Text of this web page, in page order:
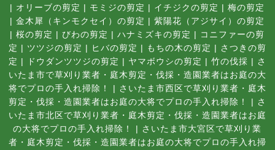
| オリーブの剪定 | モミジの剪定 | イチジクの剪定 | 梅の剪定
| 金木犀（キンモクセイ）の剪定 | 紫陽花（アジサイ）の剪定
| 桜の剪定 | びわの剪定 | ハナミズキの剪定 | コニファーの剪
定 | ツツジの剪定 | ヒバの剪定 | もちの木の剪定 | さつきの剪
定 | ドウダンツツジの剪定 | ヤマボウシの剪定 | 竹の伐採 | さ
いたま市で草刈り業者・庭木剪定・伐採・造園業者はお庭の大
将でプロの手入れ掃除！
| さいたま市西区で草刈り業者・庭木
剪定・伐採・造園業者はお庭の大将でプロの手入れ掃除！
| さ
いたま市北区で草刈り業者・庭木剪定・伐採・造園業者はお庭
の大将でプロの手入れ掃除！
| さいたま市大宮区で草刈り業
者・庭木剪定・伐採・造園業者はお庭の大将でプロの手入れ掃